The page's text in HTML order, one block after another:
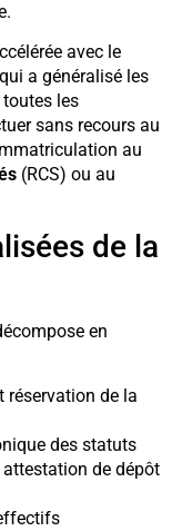
avec le
qui a généralisé les
les
sans recours au
au
(RCS) ou au
de la
en
réservation de la
des statuts
de dépôt